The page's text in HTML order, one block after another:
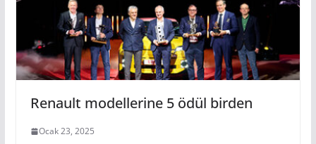
Renault modellerine 5 ödül birden
Ocak 23, 2025